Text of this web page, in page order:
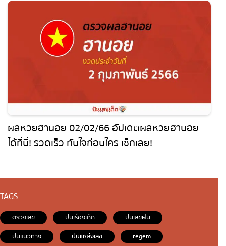
ผลหวยฮานอย 02/02/66 อัปเดตผลหวยฮานอย
ได้ที่นี่! รวดเร็ว ทันใจก่อนใคร เช็กเลย!
TAGS
ตรวจเลข ปันเรื่องเด็ด
ปันเลขฝัน
ปันแนวทาง
ปันแหล่งเลข regem